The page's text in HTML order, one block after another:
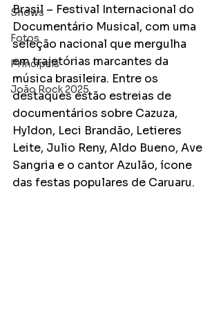
Shows
Fotos
Principais
João Rock 2025
Brasil – Festival Internacional do
Documentário Musical, com uma
seleção nacional que mergulha
em trajetórias marcantes da
música brasileira. Entre os
destaques estão estreias de
documentários sobre Cazuza,
Hyldon, Leci Brandão, Letieres
Leite, Julio Reny, Aldo Bueno, Ave
Sangria e o cantor Azulão, ícone
das festas populares de Caruaru.